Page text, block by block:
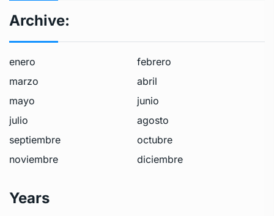
Archive:
enero
febrero
marzo
abril
mayo
junio
julio
agosto
septiembre
octubre
noviembre
diciembre
Years